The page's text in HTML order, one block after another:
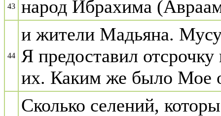
43 народ Ибрахима
44
и жители Мадьяна.
Я предоставил
их. Каким же было Мое
Сколько селений,